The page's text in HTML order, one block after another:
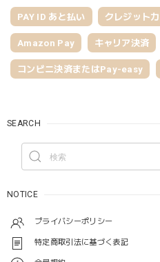
PAY ID あと払い クレジット
Amazon Pay キャリア決済
コンビニ決済またはPay-easy
SEARCH
NOTICE
プライバシーポリシー
特定商取引法に基づく表記